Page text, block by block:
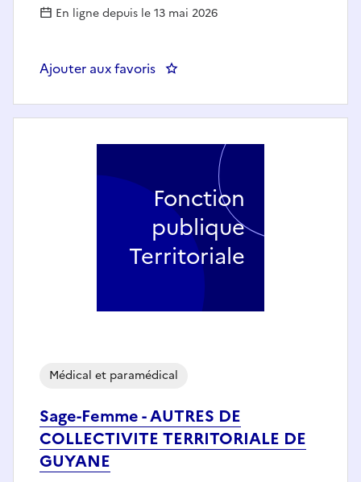
En ligne depuis le 13 mai 2026
Ajouter aux favoris : Sage-femme - AUTRES DE
Sage-Femme - AUTRES DE
COLLECTIVITE TERRITORIALE DE
GUYANE
Médical et paramédical
Fonction
publique
Territoriale